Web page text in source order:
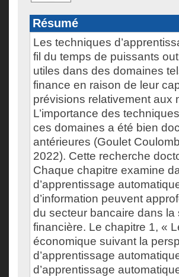
Résumé
Les techniques
fil du temps de puissants
utiles dans des domaines
finance en raison de leur
prévisions relativement aux
L’importance des
ces domaines a été bien
antérieures (Goulet
2022). Cette recherche
Chaque chapitre examine
d’apprentissage
d’information peuvent
du secteur bancaire dans
financière. Le chapitre 1, «
économique suivant la
d’apprentissage
d’apprentissage